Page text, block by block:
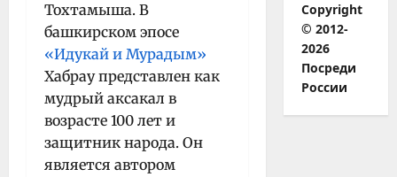
Тохтамыша. В
башкирском эпосе
«Идукай и Мурадым»
Хабрау представлен как
мудрый аксакал в
возрасте 100 лет и
защитник народа. Он
является автором
Copyright
© 2012-
2026
Посреди
России